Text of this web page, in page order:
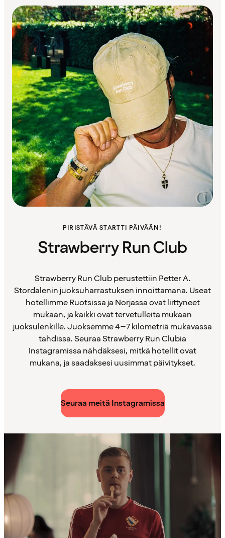
PIRISTÄVÄ STARTTI PÄIVÄÄN!
Strawberry Run Club
Strawberry Run Club perustettiin Petter A.
Stordalenin juoksuharrastuksen innoittamana. Useat
hotellimme Ruotsissa ja Norjassa ovat liittyneet
mukaan, ja kaikki ovat tervetulleita mukaan
juoksulenkille. Juoksemme 4–7 kilometriä mukavassa
tahdissa. Seuraa Strawberry Run Clubia
Instagramissa nähdäksesi, mitkä hotellit ovat
mukana, ja saadaksesi uusimmat päivitykset.
Seuraa meitä Instagramissa